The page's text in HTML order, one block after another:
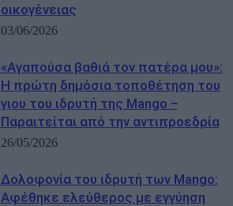
οικογένειας
03/06/2026
«Αγαπούσα βαθιά τον πατέρα μου»:
Η πρώτη δημόσια τοποθέτηση του
γιου του ιδρυτή της Mango –
Παραιτείται από την αντιπροεδρία
26/05/2026
Δολοφονία του ιδρυτή των Mango:
Αφέθηκε ελεύθερος με εγγύηση